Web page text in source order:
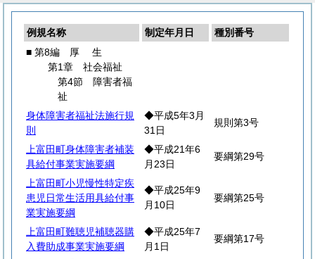
例規名称 制定年月日
種別番号
■ 第8編 厚 生
第1章 社会福祉
第4節 障害者福
祉
身体障害者福祉法施行規
則
◆平成5年3月
31日
規則第3号
上富田町身体障害者補装
具給付事業実施要綱
◆平成21年6
月23日
要綱第29号
上富田町小児慢性特定疾
患児日常生活用具給付事
業実施要綱
◆平成25年9
月10日
要綱第25号
上富田町難聴児補聴器購
入費助成事業実施要綱
◆平成25年7
月1日
要綱第17号